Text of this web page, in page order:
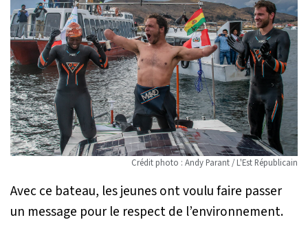
Crédit photo : Andy Parant / L'Est Républicain
Avec ce bateau, les jeunes ont voulu faire passer
un message pour le respect de l’environnement.